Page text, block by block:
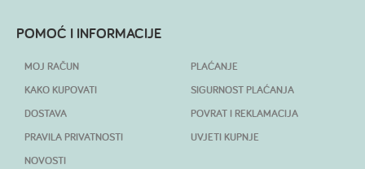
POMOĆ I INFORMACIJE
MOJ RAČUN
KAKO KUPOVATI
DOSTAVA
PRAVILA PRIVATNOSTI
NOVOSTI
PLAĆANJE
SIGURNOST PLAĆANJA
POVRAT I REKLAMACIJA
UVJETI KUPNJE